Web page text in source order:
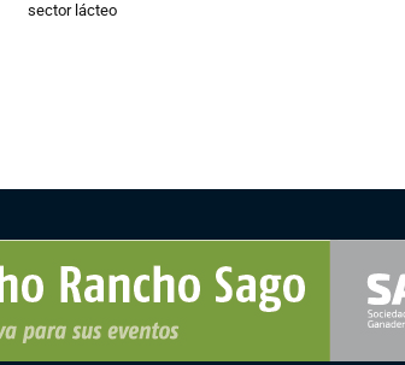
sector lácteo